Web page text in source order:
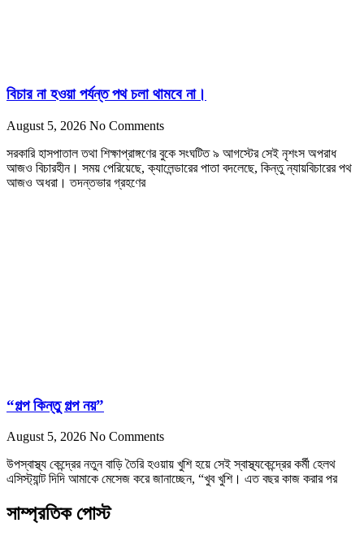
বিচার না হওয়া পর্যন্ত পথ চলা থামবে না।
August 5, 2026 No Comments
সরকারি হাসপাতাল তথা শিক্ষাপ্রাঙ্গণের বুকে সংঘটিত ৯ আগস্টের সেই নৃশংস অপরাধ
আজও বিচারহীন। সময় পেরিয়েছে, ক্যালেন্ডারের পাতা বদলেছে, কিন্তু ন্যায়বিচারের পথ
আজও অধরা। তদন্তভার গ্রহণের
“গল্প কিন্তু গল্প নয়”
August 5, 2026 No Comments
উপস্বাস্থ্য কেন্দ্রের নতুন বাড়ি তৈরি হওয়ায় খুশি হয়ে সেই স্বাস্থ্যকেন্দ্রের কর্মী হেলথ
এসিস্ট্যান্ট দিদি আমাকে মেসেজ করে জানাচ্ছেন, “খুব খুশি। এত বছর কাজ করার পর
সাম্প্রতিক পোস্ট